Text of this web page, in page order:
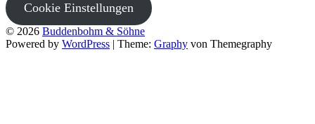
Cookie Einstellungen
© 2026 Buddenbohm & Söhne
Powered by WordPress | Theme: Graphy von Themegraphy